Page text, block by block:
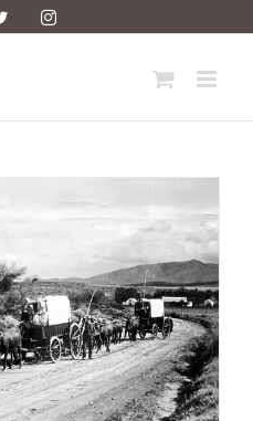
Twitter Instagram